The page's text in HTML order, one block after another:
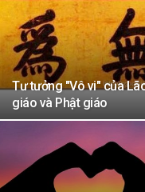
Tư tưởng "Vô vi" của
giáo và Phật giáo